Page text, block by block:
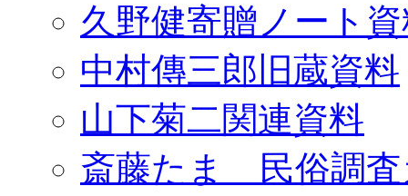
久野健寄贈ノート
中村傳三郎旧蔵資料
山下菊二関連資料
斎藤たま 民俗調査